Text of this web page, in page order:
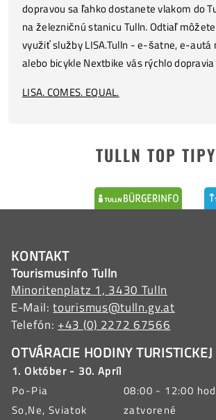
dopravou sa ľahko dostanete vlakom do
na železničnú stanicu Tulln. Odtiaľ
využiť služby LISA.Tulln - e-šatne, e-autá
alebo bicykle Nextbike vás rýchlo
LISA. COMES. EQUAL.
TULLN TOP TIPY
KONTAKT
Tourismusinfo Tulln
Minoritenplatz 1, 3430 Tulln
E-Mail:tourismus@tulln.gv.at
Telefón:+43 (0) 2272 67566
OTVÁRACIE HODINY
1. Október - 30. Apríl
Po-Pia
08:00 - 12:00
So,Ne, Sviatok
zatvorené